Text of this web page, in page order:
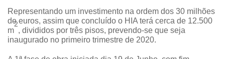
Representando um investimento na ordem dos 30 milhões
de euros, assim que concluído o HIA terá cerca de 12.500
m
2
, divididos por três pisos, prevendo-se que seja
inaugurado no primeiro trimestre de 2020.